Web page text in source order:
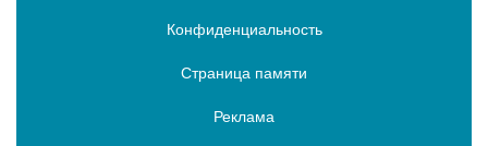
Конфиденциальность
Страница памяти
Реклама